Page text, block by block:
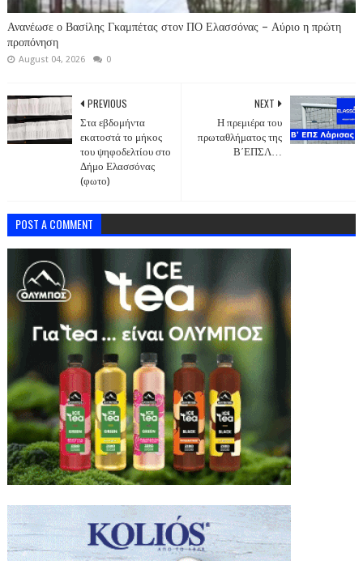
Ανανέωσε ο Βασίλης Γκαμπέτας στον ΠΟ Ελασσόνας – Αύριο η πρώτη
προπόνηση
August 04, 2026 0
NEXT
Η πρεμιέρα του
πρωταθλήματος της
Β΄ΕΠΣΛ…
PREVIOUS
Στα εβδομήντα
εκατοστά το μήκος
του ψηφοδελτίου στο
Δήμο Ελασσόνας
(φωτο)
POST A COMMENT